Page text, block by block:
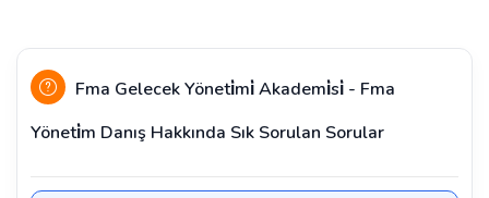
Fma Gelecek Yöneti̇mi̇ Akademi̇si̇ - Fma
Yöneti̇m Danış Hakkında Sık Sorulan Sorular